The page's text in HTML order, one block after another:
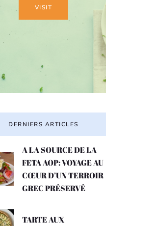
VISIT
DERNIERS ARTICLES
A LA SOURCE DE LA
FETA AOP: VOYAGE AU
CŒUR D’UN TERROIR
GREC PRÉSERVÉ
TARTE AUX